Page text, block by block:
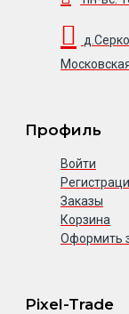
Профиль
Войти
Заказы
Корзина
Оформить
Pixel-Trade